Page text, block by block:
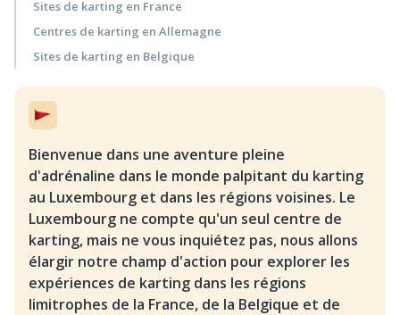
Sites de karting en France
Centres de karting en Allemagne
Sites de karting en Belgique
Bienvenue dans une aventure pleine
d'adrénaline dans le monde palpitant du karting
au Luxembourg et dans les régions voisines. Le
Luxembourg ne compte qu'un seul centre de
karting, mais ne vous inquiétez pas, nous allons
élargir notre champ d'action pour explorer les
expériences de karting dans les régions
limitrophes de la France, de la Belgique et de